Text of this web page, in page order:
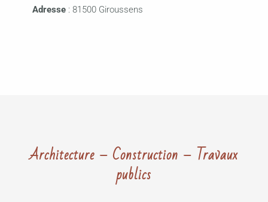
Adresse : 81500 Giroussens
Architecture – Construction – Travaux
publics